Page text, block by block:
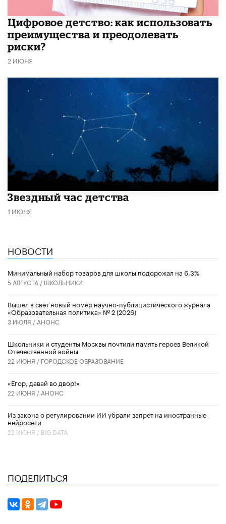
​Цифровое детство: как использовать
преимущества и преодолевать
риски?
2 ИЮНЯ
Звездный час детства
1 ИЮНЯ
НОВОСТИ
Минимальный набор товаров для школы подорожал на 6,3%
5 АВГУСТА / ШКОЛЬНИКИ
Вышел в свет новый номер научно-публицистического журнала
«Образовательная политика» № 2 (2026)
3 ИЮЛЯ / АНОНС
Школьники и студенты Москвы почтили память героев Великой
Отечественной войны
22 ИЮНЯ / ГОРОДСКОЕ ОБРАЗОВАНИЕ
«Егор, давай во двор!»
22 ИЮНЯ / АНОНС
Из закона о регулировании ИИ убрали запрет на иностранные
нейросети
22 ИЮНЯ / BIG DATA
ПОДЕЛИТЬСЯ